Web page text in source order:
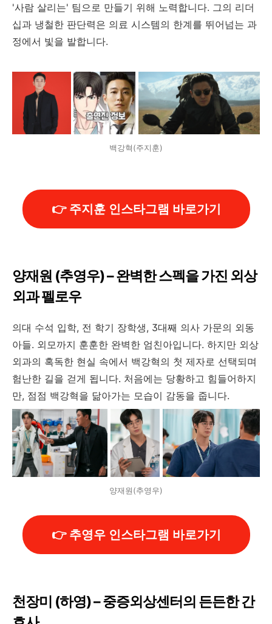
'사람 살리는' 팀으로 만들기 위해 노력합니다. 그의 리더
십과 냉철한 판단력은 의료 시스템의 한계를 뛰어넘는 과
정에서 빛을 발합니다.
백강혁(주지훈)
👉 주지훈 인스타그램 바로가기
양재원 (추영우) – 완벽한 스펙을 가진 외상
외과 펠로우
의대 수석 입학, 전 학기 장학생, 3대째 의사 가문의 외동
아들. 외모까지 훈훈한 완벽한 엄친아입니다. 하지만 외상
외과의 혹독한 현실 속에서 백강혁의 첫 제자로 선택되며
험난한 길을 걷게 됩니다. 처음에는 당황하고 힘들어하지
만, 점점 백강혁을 닮아가는 모습이 감동을 줍니다.
양재원(추영우)
👉 추영우 인스타그램 바로가기
천장미 (하영) – 중증외상센터의 든든한 간